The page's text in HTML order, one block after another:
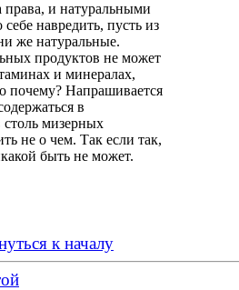
права, и натуральными
навредить, пусть из
же натуральные.
продуктов не может
и минералах,
почему? Напрашивается
в
столь мизерных
не о чем. Так если так,
быть не может.
к началу